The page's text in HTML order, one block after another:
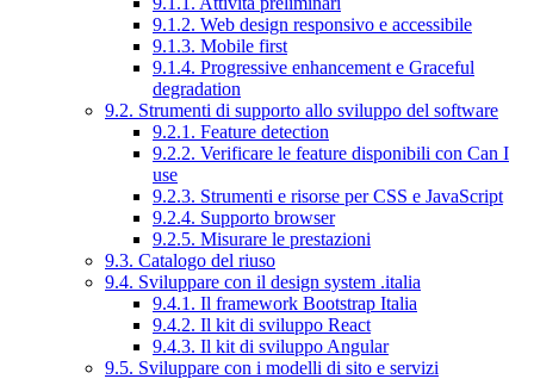
9.1.2. Web design responsivo e accessibile
9.1.3. Mobile first
9.1.4. Progressive enhancement e Graceful
degradation
9.2. Strumenti di supporto allo sviluppo del software
9.2.1. Feature detection
9.2.2. Verificare le feature disponibili con Can I
use
9.2.3. Strumenti e risorse per CSS e JavaScript
9.2.4. Supporto browser
9.2.5. Misurare le prestazioni
9.3. Catalogo del riuso
9.4. Sviluppare con il design system .italia
9.4.1. Il framework Bootstrap Italia
9.4.2. Il kit di sviluppo React
9.4.3. Il kit di sviluppo Angular
9.5. Sviluppare con i modelli di sito e servizi